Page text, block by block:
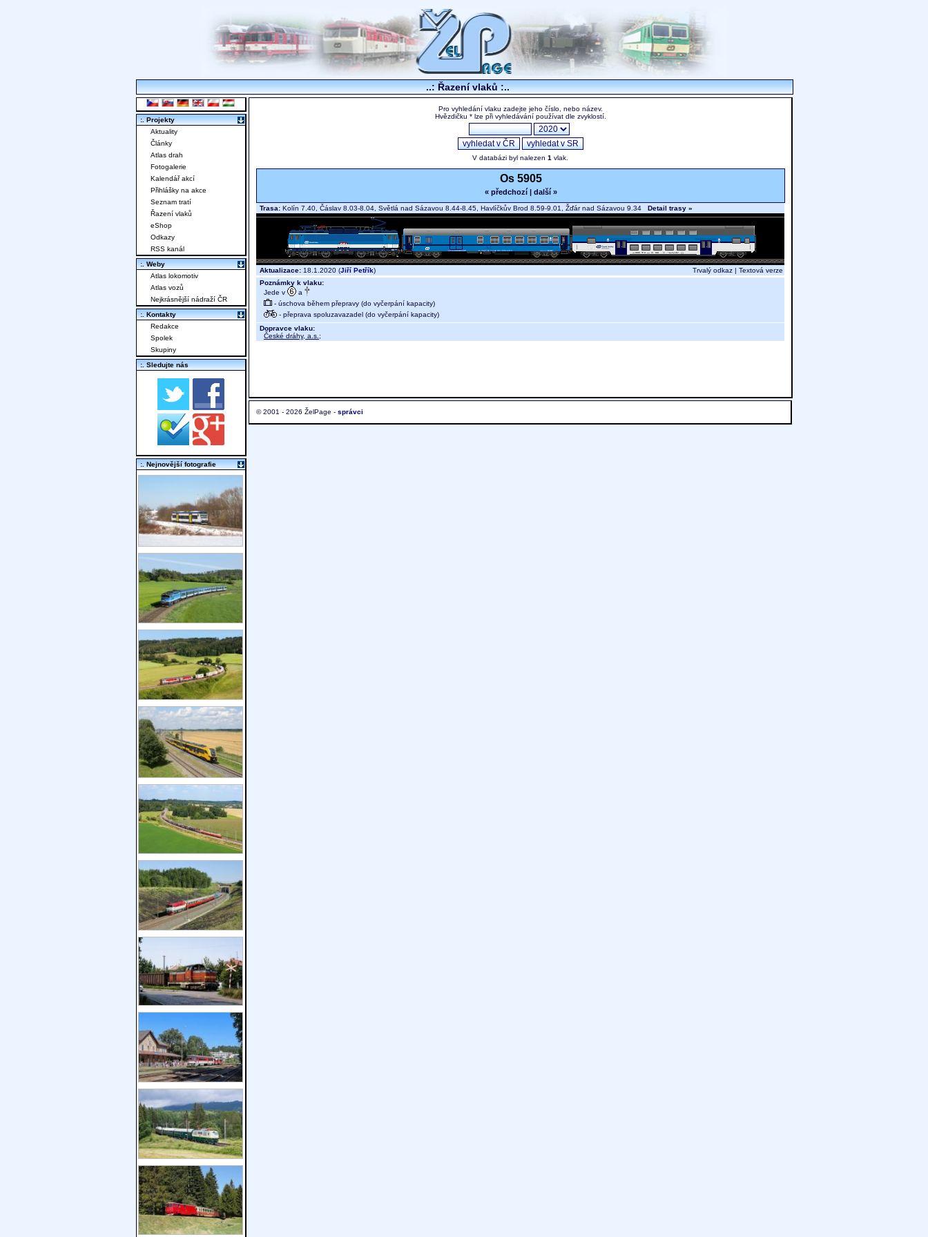
..: Řazení vlaků :..
Pro vyhledání vlaku zadejte jeho číslo, nebo název.
Hvězdičku * lze při vyhledávání používat dle zvyklostí.
V databázi byl nalezen 1 vlak.
Os 5905
« předchozí| další »
Trasa: Kolín 7.40, Čáslav 8.03-8.04, Světlá nad Sázavou 8.44-8.45, Havlíčkův Brod 8.59-9.01, Žďár nad Sázavou 9.34 Detail trasy »
Aktualizace: 18.1.2020 (Jiří Petřík) Trvalý odkaz | Textová verze
Poznámky k vlaku:
Jede v
a
- úschova během přepravy (do vyčerpání kapacity)
- přeprava spoluzavazadel (do vyčerpání kapacity)
Dopravce vlaku:
České dráhy, a.s. ;
© 2001 - 2026 ŽelPage - správci
:. Projekty
Aktuality
Články
Atlas drah
Fotogalerie
Kalendář akcí
Přihlášky na akce
Seznam tratí
Řazení vlaků
eShop
Odkazy
RSS kanál
:. Weby
Atlas lokomotiv
Atlas vozů
Nejkrásnější nádraží ČR
:. Kontakty
Redakce
Spolek
Skupiny
:. Sledujte nás
:. Nejnovější fotografie